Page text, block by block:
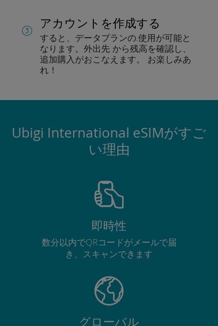
アカウントを作成する
すると、データプランの.使用が可能と
なります。 外出先 から残高を確認し、
追加購入がおこなえます。
お楽しみあ
れ！
Ubigi International eSIMがすご
い理由
即時性
数分以内でQRコードがメールで届
き、スキャンできます
グローバル